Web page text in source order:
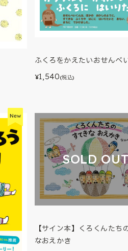
ふくろをかえたいおせんべ
¥1,540(税込)
SOLD
【サイン本】くろくんたち
なおえかき